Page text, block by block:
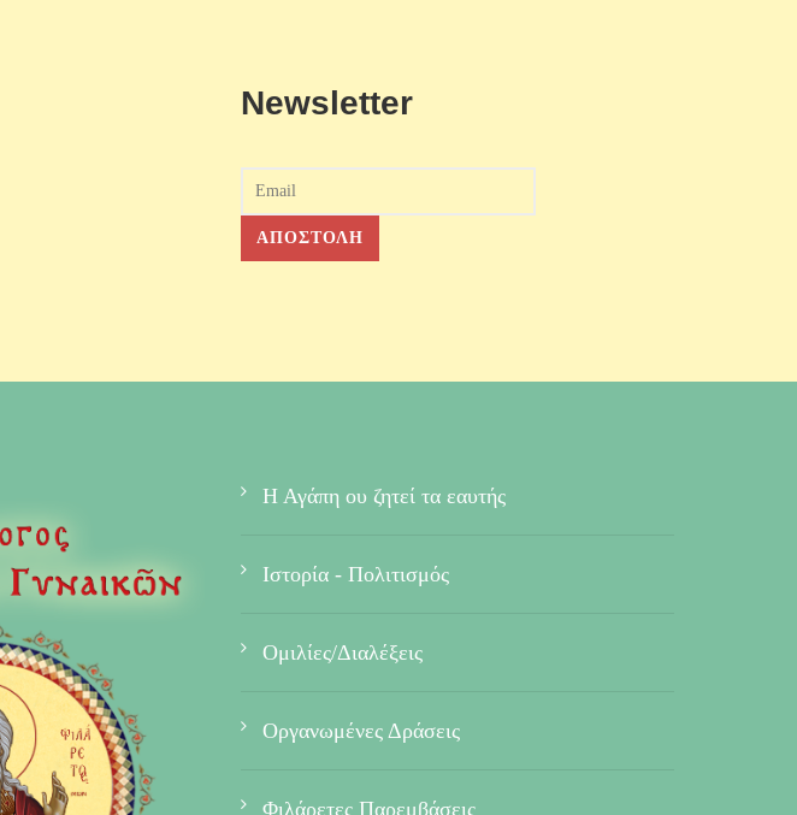
Newsletter
Η Αγάπη ου ζητεί τα εαυτής
Ιστορία - Πολιτισμός
Ομιλίες/Διαλέξεις
Οργανωμένες Δράσεις
Φιλάρετες Παρεμβάσεις